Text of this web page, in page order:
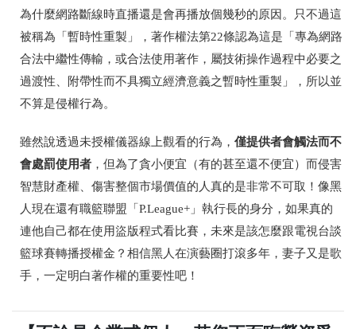
為什麼網路斷線時直播還是會再播放個幾秒的原因。只不過這
被稱為「暫時性重製」，著作權法第22條認為這是「專為網路
合法中繼性傳輸，或合法使用著作，屬技術操作過程中必要之
過渡性、附帶性而不具獨立經濟意義之暫時性重製」，所以並
不算是侵權行為。
雖然說透過未授權儀器線上觀看的行為， 僅提供者會觸法而不
會處罰使用者 ，但為了貪小便宜（有的甚至還不便宜）而侵害
智慧財產權、傷害整個市場價值的人真的是非常不可取！像黑
人現在還有職籃聯盟「 P.League+ 」執行長的身分，如果真的
連他自己都在使用盜版程式看比賽，未來是該怎麼跟電視台談
籃球賽轉播授權金？相信黑人在演藝圈打滾多年，妻子又是歌
手，一定明白著作權的重要性吧！